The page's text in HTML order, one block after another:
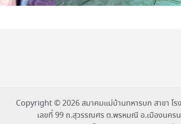
Copyright © 2026 สมาคมแม่บ้านทหารบก สาขา โร
เลขที่ 99 ถ.สุวรรณศร ต.พรหมณี อ.เมืองนคร